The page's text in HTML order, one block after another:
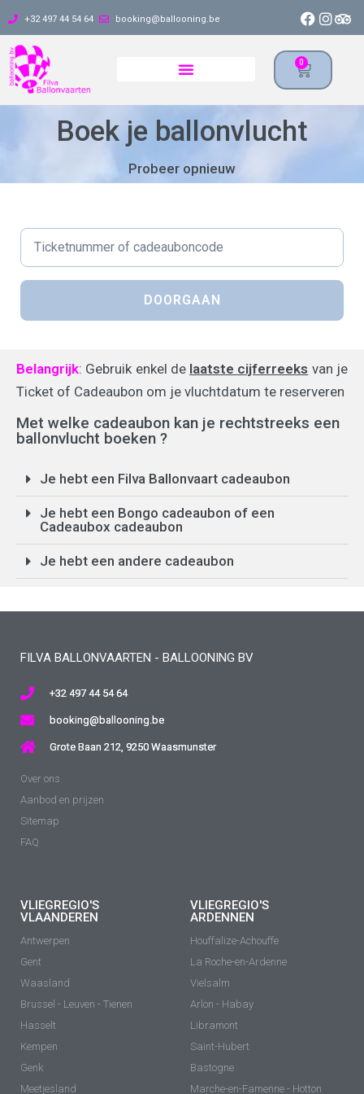
+32 497 44 54 64 booking@ballooning.be
0
Boek je ballonvlucht
Probeer opnieuw
Belangrijk: Gebruik enkel de laatste cijferreeks van je
Ticket of Cadeaubon om je vluchtdatum te reserveren
Met welke cadeaubon kan je rechtstreeks een
ballonvlucht boeken ?
Je hebt een Filva Ballonvaart cadeaubon
Je hebt een Bongo cadeaubon of een
Cadeaubox cadeaubon
Je hebt een andere cadeaubon
FILVA BALLONVAARTEN - BALLOONING BV
+32 497 44 54 64
booking@ballooning.be
Grote Baan 212, 9250 Waasmunster
Over ons
Aanbod en prijzen
Sitemap
FAQ
VLIEGREGIO'S
VLAANDEREN
Antwerpen
Gent
Waasland
Brussel - Leuven - Tienen
Hasselt
Kempen
Genk
Meetjesland
VLIEGREGIO'S
ARDENNEN
Houffalize-Achouffe
La Roche-en-Ardenne
Vielsalm
Arlon - Habay
Libramont
Saint-Hubert
Bastogne
Marche-en-Famenne - Hotton